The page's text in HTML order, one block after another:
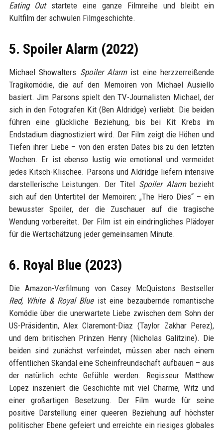
Eating Outstartete eine ganze Filmreihe und bleibt ein
Kultfilm der schwulen Filmgeschichte.
5. Spoiler Alarm (2022)
Michael Showalters Spoiler Alarmist eine herzzerreißende
Tragikomödie, die auf den Memoiren von Michael Ausiello
basiert. Jim Parsons spielt den TV-Journalisten Michael, der
sich in den Fotografen Kit (Ben Aldridge) verliebt. Die beiden
führen eine glückliche Beziehung, bis bei Kit Krebs im
Endstadium diagnostiziert wird. Der Film zeigt die Höhen und
Tiefen ihrer Liebe – von den ersten Dates bis zu den letzten
Wochen. Er ist ebenso lustig wie emotional und vermeidet
jedes Kitsch-Klischee. Parsons und Aldridge liefern intensive
darstellerische Leistungen. Der Titel Spoiler Alarmbezieht
sich auf den Untertitel der Memoiren: „The Hero Dies“ – ein
bewusster Spoiler, der die Zuschauer auf die tragische
Wendung vorbereitet. Der Film ist ein eindringliches Plädoyer
für die Wertschätzung jeder gemeinsamen Minute.
6. Royal Blue (2023)
Die Amazon-Verfilmung von Casey McQuistons Bestseller
Red, White & Royal Blueist eine bezaubernde romantische
Komödie über die unerwartete Liebe zwischen dem Sohn der
US-Präsidentin, Alex Claremont-Diaz (Taylor Zakhar Perez),
und dem britischen Prinzen Henry (Nicholas Galitzine). Die
beiden sind zunächst verfeindet, müssen aber nach einem
öffentlichen Skandal eine Scheinfreundschaft aufbauen – aus
der natürlich echte Gefühle werden. Regisseur Matthew
Lopez inszeniert die Geschichte mit viel Charme, Witz und
einer großartigen Besetzung. Der Film wurde für seine
positive Darstellung einer queeren Beziehung auf höchster
politischer Ebene gefeiert und erreichte ein riesiges globales